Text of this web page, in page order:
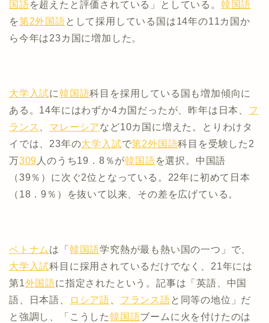
国語を超えたと評価されている」としている。 韓国語
を第2外国語として採用している国は14年の11カ国か
ら今年は23カ国に増加した。
大学入試に韓国語科目を採用している国も増加傾向に
ある。14年にはわずか4カ国だったが、昨年は日本、 フ
ランス
マレーシアなど10カ国に増えた。とりわけタ
イでは、23年の大学入試で第2外国語科目を受験した2
万309 人のうち19．8％が韓国語を選択。中国語
（39％）に次ぐ2位となっている。22年に初めて日本
（18．9％）を抜いて以来、その差を広げている。
ベトナム は「 韓国語学究熱が最も熱い国の一つ」で、
大学入試科目に採用されているだけでなく、21年には
第1外国語に指定されたという。記事は「英語、中国
語、日本語、
ロシア語 フランス語と同等の地位」だ
と強調し、「こうした韓国語ブームに火を付けたのは